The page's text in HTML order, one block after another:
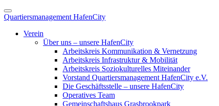
Quartiersmanagement HafenCity
Verein
Über uns – unsere HafenCity
Arbeitskreis Kommunikation & Vernetzung
Arbeitskreis Infrastruktur & Mobilität
Arbeitskreis Soziokulturelles Miteinander
Vorstand Quartiersmanagement HafenCity e.V.
Die Geschäftsstelle – unsere HafenCity
Operatives Team
Gemeinschaftshaus Grasbrookpark